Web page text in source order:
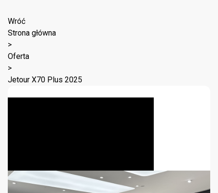
Wróć
Strona główna
>
Oferta
>
Jetour X70 Plus 2025